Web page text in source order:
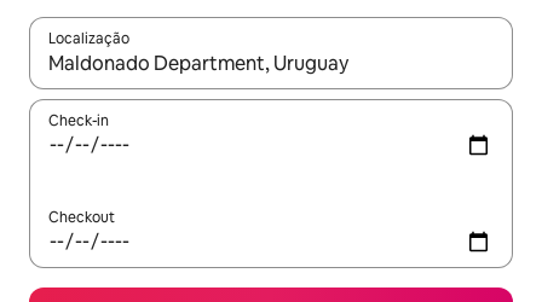
Localização
Quando os resultados estiverem disponíveis, explore-os
Check-in
Checkout